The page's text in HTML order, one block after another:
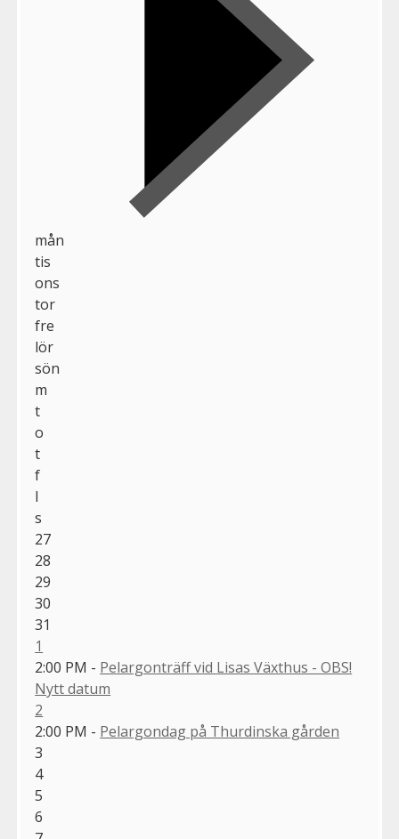
mån
tis
ons
tor
fre
lör
sön
m
t
o
t
f
l
s
27
28
29
30
31
1
2:00 PM - Pelargonträff vid Lisas Växthus - OBS!
Nytt datum
2
2:00 PM - Pelargondag på Thurdinska gården
3
4
5
6